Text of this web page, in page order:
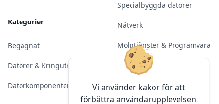
Vi använder kakor för att
förbättra användarupplevelsen.
Kategorier
Begagnat
Datorer & Kringutrustning
Datorkomponenter
Specialbyggda datorer
Nätverk
Molntjänster & Programvara
Server & Backup
Kameraövervakning